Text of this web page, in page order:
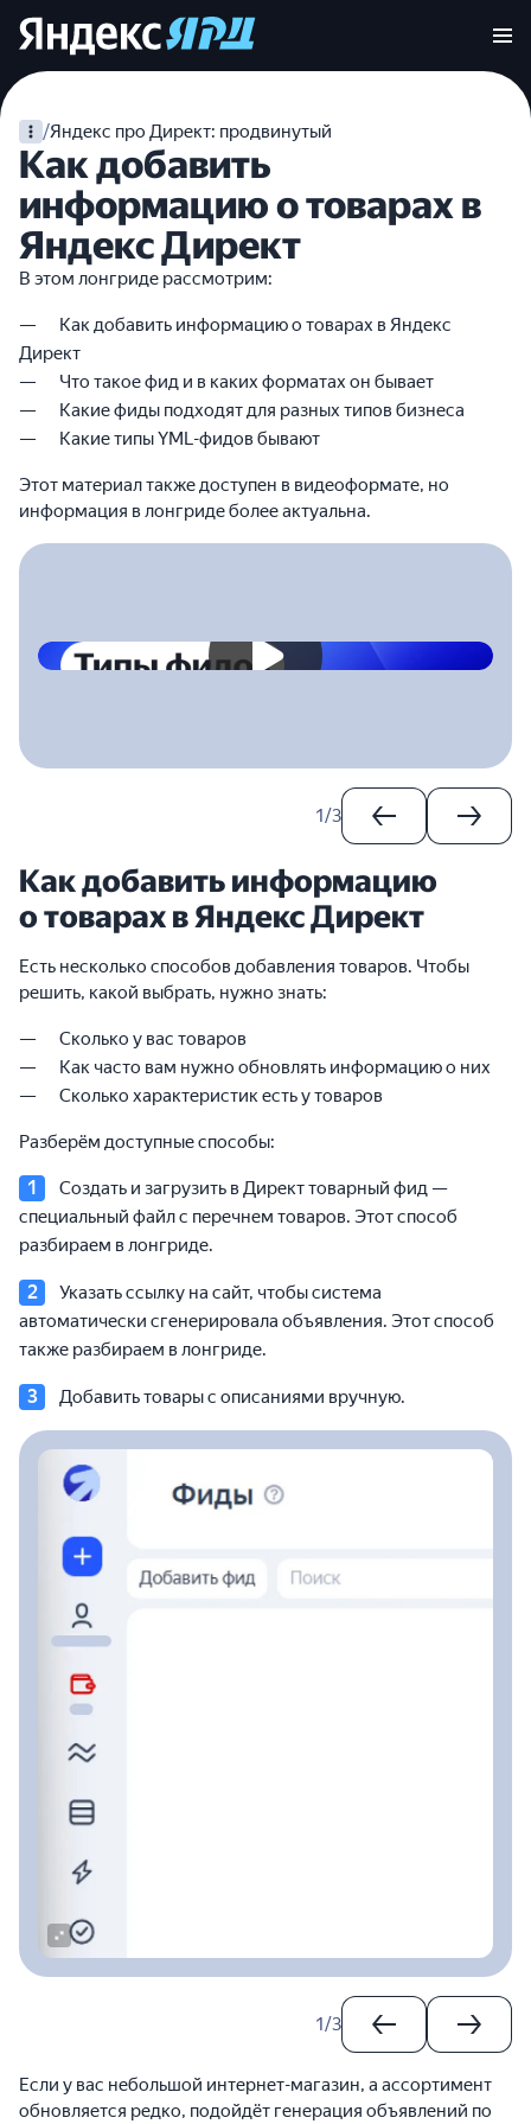
/Яндекс про Директ: продвинутый
Как добавить
информацию о товарах в
Яндекс Директ
В этом лонгриде рассмотрим:
Как добавить информацию о товарах в Яндекс
Директ
Что такое фид и в каких форматах он бывает
Какие фиды подходят для разных типов бизнеса
Какие типы YML-фидов бывают
Этот материал также доступен в видеоформате, но
информация в лонгриде более актуальна.
2023-04-28T00:00:00.000Z
1/3
Как добавить информацию
о товарах в Яндекс Директ
Есть несколько способов добавления товаров. Чтобы
решить, какой выбрать, нужно знать:
Сколько у вас товаров
Как часто вам нужно обновлять информацию о них
Сколько характеристик есть у товаров
Разберём доступные способы:
Создать и загрузить в Директ товарный фид —
специальный файл с перечнем товаров. Этот способ
разбираем в лонгриде.
Указать ссылку на сайт, чтобы система
автоматически сгенерировала объявления. Этот способ
также разбираем в лонгриде.
Добавить товары с описаниями вручную.
1/3
Если у вас небольшой интернет-магазин, а ассортимент
обновляется редко, подойдёт генерация объявлений по